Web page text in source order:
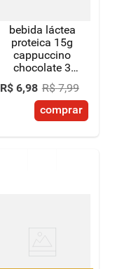
bebida láctea
proteica 15g
cappuccino
chocolate 3
corações
power 250ml
R$ 6,98 R$ 7,99
comprar